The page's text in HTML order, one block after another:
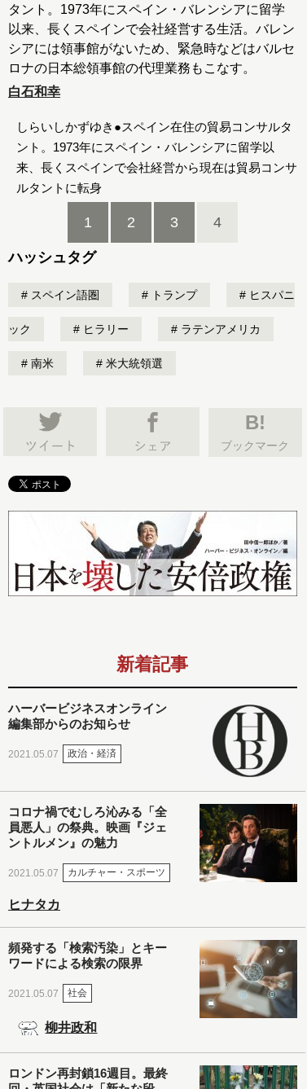
タント。1973年にスペイン・バレンシアに留学
以来、長くスペインで会社経営する生活。バレン
シアには領事館がないため、緊急時などはバルセ
ロナの日本総領事館の代理業務もこなす。
白石和幸
しらいしかずゆき●スペイン在住の貿易コンサルタ
ント。1973年にスペイン・バレンシアに留学以
来、長くスペインで会社経営から現在は貿易コンサ
ルタントに転身
1 2 3 4
ハッシュタグ
スペイン語圏 トランプ ヒスパニ
ック ヒラリー ラテンアメリカ
南米 米大統領選
B!
ブックマーク
新着記事
ハーバービジネスオンライン
編集部からのお知らせ
2021.05.07 政治・経済
コロナ禍でむしろ沁みる「全
員悪人」の祭典。映画『ジェ
ントルメン』の魅力
2021.05.07 カルチャー・スポーツ
ヒナタカ
頻発する「検索汚染」とキー
ワードによる検索の限界
2021.05.07 社会
柳井政和
ロンドン再封鎖16週目。最終